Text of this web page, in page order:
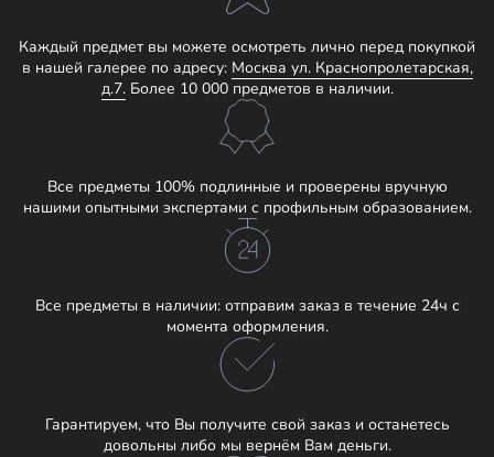
Каждый предмет вы можете осмотреть лично перед покупкой
в нашей галерее по адресу: Москва ул. Краснопролетарская,
д.7.Более 10 000 предметов в наличии.
Все предметы 100% подлинные и проверены вручную
нашими опытными экспертами с профильным образованием.
Все предметы в наличии: отправим заказ в течение 24ч с
момента оформления.
Гарантируем, что Вы получите свой заказ и останетесь
довольны либо мы вернём Вам деньги.